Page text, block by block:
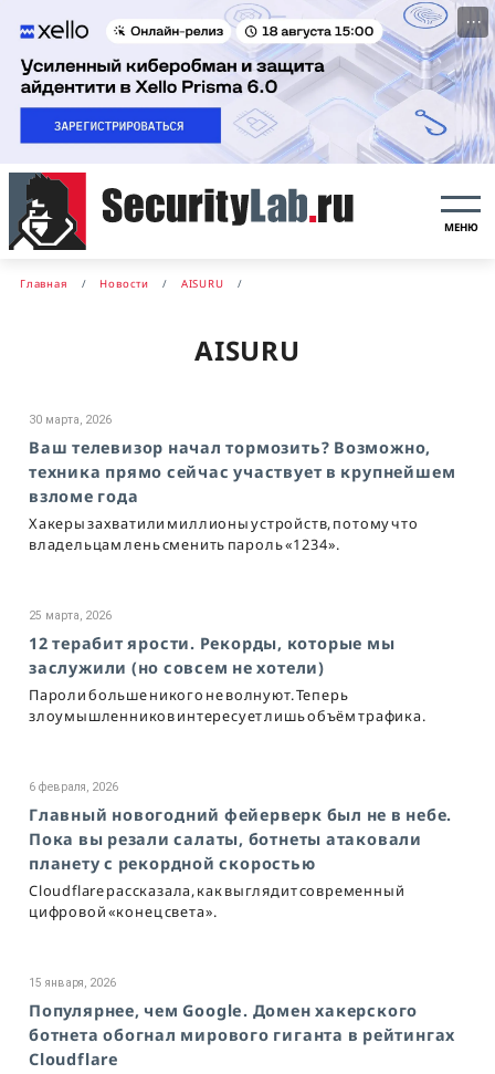
···
МЕНЮ
Главная Новости AISURU
AISURU
30 марта, 2026
Ваш телевизор начал тормозить? Возможно,
техника прямо сейчас участвует в крупнейшем
взломе года
Хакеры захватили миллионы устройств, потому что
владельцам лень сменить пароль «1234».
25 марта, 2026
12 терабит ярости. Рекорды, которые мы
заслужили (но совсем не хотели)
Пароли больше никого не волнуют. Теперь
злоумышленников интересует лишь объём трафика.
6 февраля, 2026
Главный новогодний фейерверк был не в небе.
Пока вы резали салаты, ботнеты атаковали
планету с рекордной скоростью
Cloudflare рассказала, как выглядит современный
цифровой «конец света».
15 января, 2026
Популярнее, чем Google. Домен хакерского
ботнета обогнал мирового гиганта в рейтингах
Cloudflare